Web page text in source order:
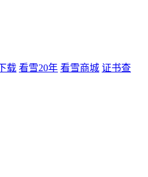
载 看雪20年 看雪商城 证书查